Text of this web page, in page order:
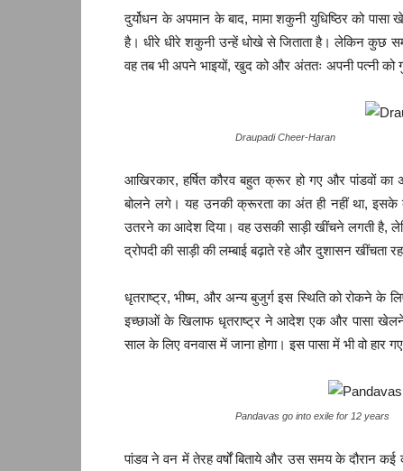
दुर्योधन के अपमान के बाद, मामा शकुनी युधिष्ठिर को
है। धीरे धीरे शकुनी उन्हें धोखे से जिताता है। लेकिन कुछ
वह तब भी अपने भाइयों, खुद को और अंततः अपनी पत्नी
Draupadi Cheer-Haran
आखिरकार, हर्षित कौरव बहुत क्रूर हो गए और पांडवों
बोलने लगे। यह उनकी क्रूरता का अंत ही नहीं था, इसके
उतरने का आदेश दिया। वह उसकी साड़ी खींचने लगती है,
द्रोपदी की साड़ी की लम्बाई बढ़ाते रहे और दुशासन
धृतराष्ट्र, भीष्म, और अन्य बुजुर्ग इस स्थिति को रोकने के
इच्छाओं के खिलाफ धृतराष्ट्र ने आदेश एक और पासा खेलने
साल के लिए वनवास में जाना होगा। इस पासा में भी वो
Pandavas go into exile for 12 years
पांडव ने वन में तेरह वर्षों बिताये और उस समय के दौरान